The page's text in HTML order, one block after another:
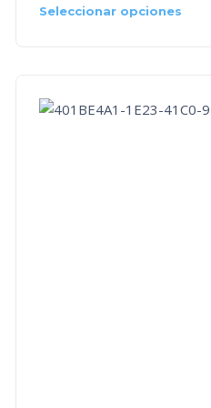
Seleccionar opciones